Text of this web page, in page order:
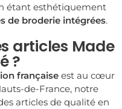
étant esthétiquement
de broderie intégrées.
articles Made
?
française est au cœur
de-France, notre
articles de qualité en